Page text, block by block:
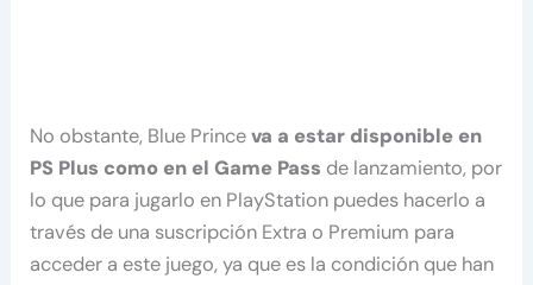
No obstante, Blue Princeva a estar disponible en
PS Plus como en el Game Pass de lanzamiento, por
lo que para jugarlo en PlayStation puedes hacerlo a
través de una suscripción Extra o Premium para
acceder a este juego, ya que es la condición que han